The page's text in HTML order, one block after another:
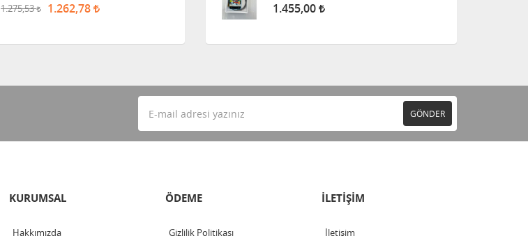
1.275,53 1.262,78 1.455,00
GÖNDER
KURUMSAL
Hakkımızda
ÖDEME
Gizlilik Politikası
İLETİŞİM
İletişim